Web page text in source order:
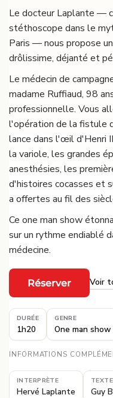
Le docteur Laplante —
stéthoscope dans le
Paris — nous propose
drôlissime, déjanté et
Le médecin de
madame Ruffiaud, 98
professionnelle. Vous
l'opération de la fistule
lance dans l'œil d'Henri
la variole, les grandes
anesthésies, les
d'histoires cocasses et
a offertes au fil des
Ce one man show
sur un rythme endiablé
médecine.
Réserver Voir
DURÉE
1h20
GENRE
One man show
INFORMATIONS
INTERPRÈTE
Hervé Laplante Guy